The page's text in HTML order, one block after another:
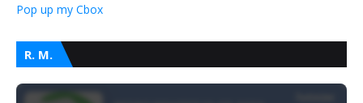
Pop up my Cbox
R. M.